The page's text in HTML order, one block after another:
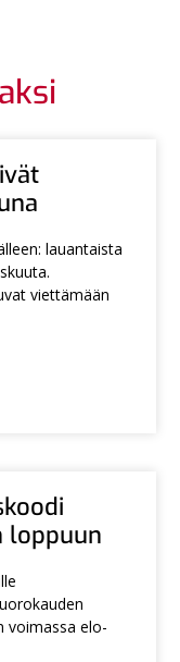
lauantaista
viettämään
loppuun
voimassa elo-